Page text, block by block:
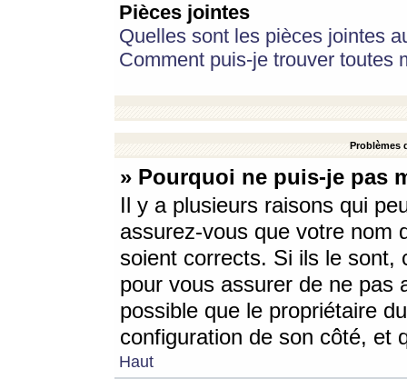
Pièces jointes
Quelles sont les pièces jointes
Comment puis-je trouver toutes
Problèmes
» Pourquoi ne puis-je pas
Il y a plusieurs raisons qui
assurez-vous que votre nom
soient corrects. Si ils le sont,
pour vous assurer de ne pas
possible que le propriétaire
configuration de son côté, et
Haut